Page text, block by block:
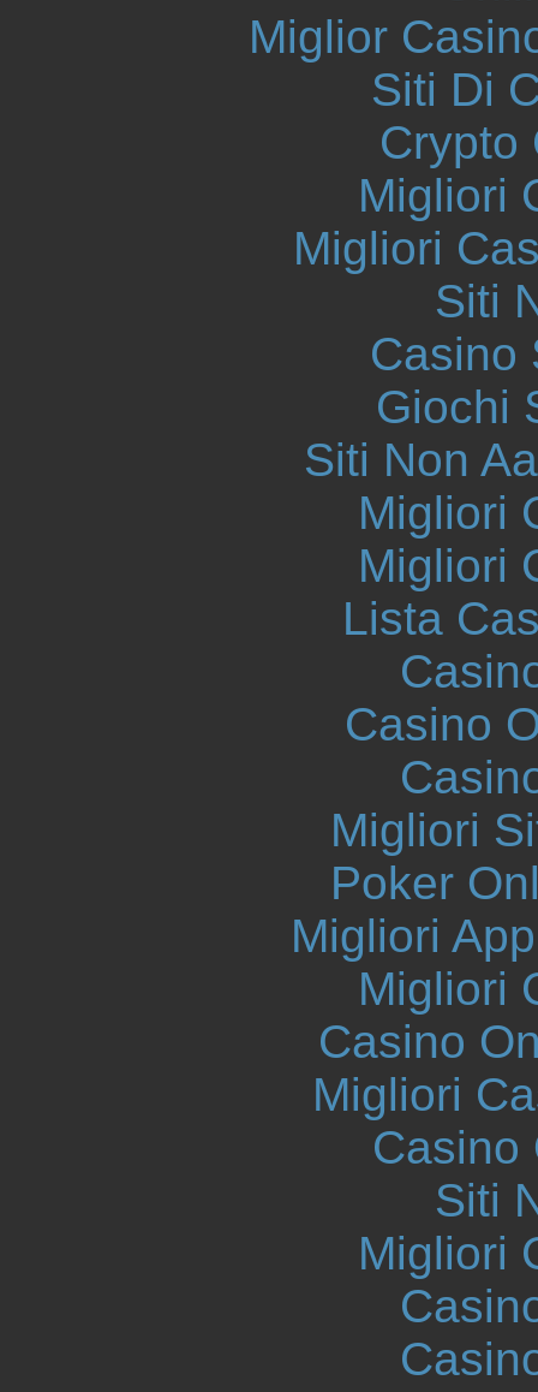
Miglior
Siti Di
Crypto
Migliori
Migliori
Siti
Casino
Giochi
Siti Non
Migliori
Migliori
Lista
Casino
Migliori
Poker
Migliori
Migliori
Casino
Migliori
Casino
Siti
Migliori